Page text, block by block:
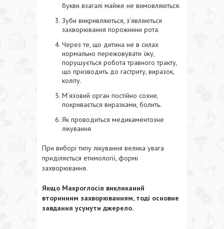
букви взагалі майже не вимовляються.
Зуби викривляються, з’являються
захворювання порожнини рота.
Через те, що дитина не в силах
нормально пережовувати їжу,
порушується робота травного тракту,
що призводить до гастриту, виразок,
коліту.
М’язовий орган постійно сохне,
покривається виразками, болить.
Як проводиться медикаментозне
лікування
При виборі типу лікування велика увага
приділяється етимології, формі
захворювання.
Якщо Макроглосія викликаний
вторинним захворюванням, тоді основне
завдання усунути джерело.